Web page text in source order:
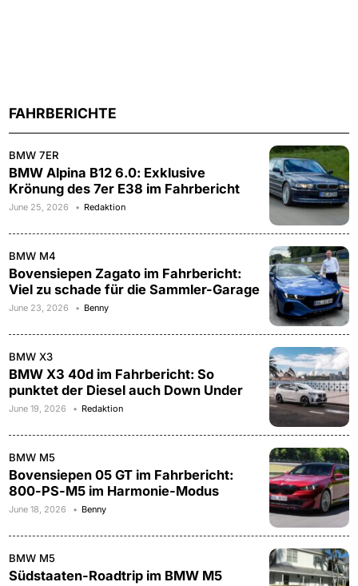
FAHRBERICHTE
BMW 7ER
BMW Alpina B12 6.0: Exklusive
Krönung des 7er E38 im Fahrbericht
June 25, 2026 Redaktion
BMW M4
Bovensiepen Zagato im Fahrbericht:
Viel zu schade für die Sammler-Garage
June 23, 2026 Benny
BMW X3
BMW X3 40d im Fahrbericht: So
punktet der Diesel auch Down Under
June 19, 2026 Redaktion
BMW M5
Bovensiepen 05 GT im Fahrbericht:
800-PS-M5 im Harmonie-Modus
June 18, 2026 Benny
BMW M5
Südstaaten-Roadtrip im BMW M5